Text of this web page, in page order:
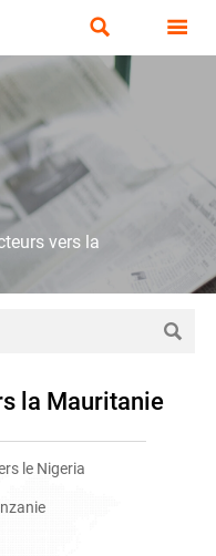
 
vers la

la Mauritanie
le Nigeria